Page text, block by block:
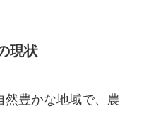
現状
豊かな地域で、農